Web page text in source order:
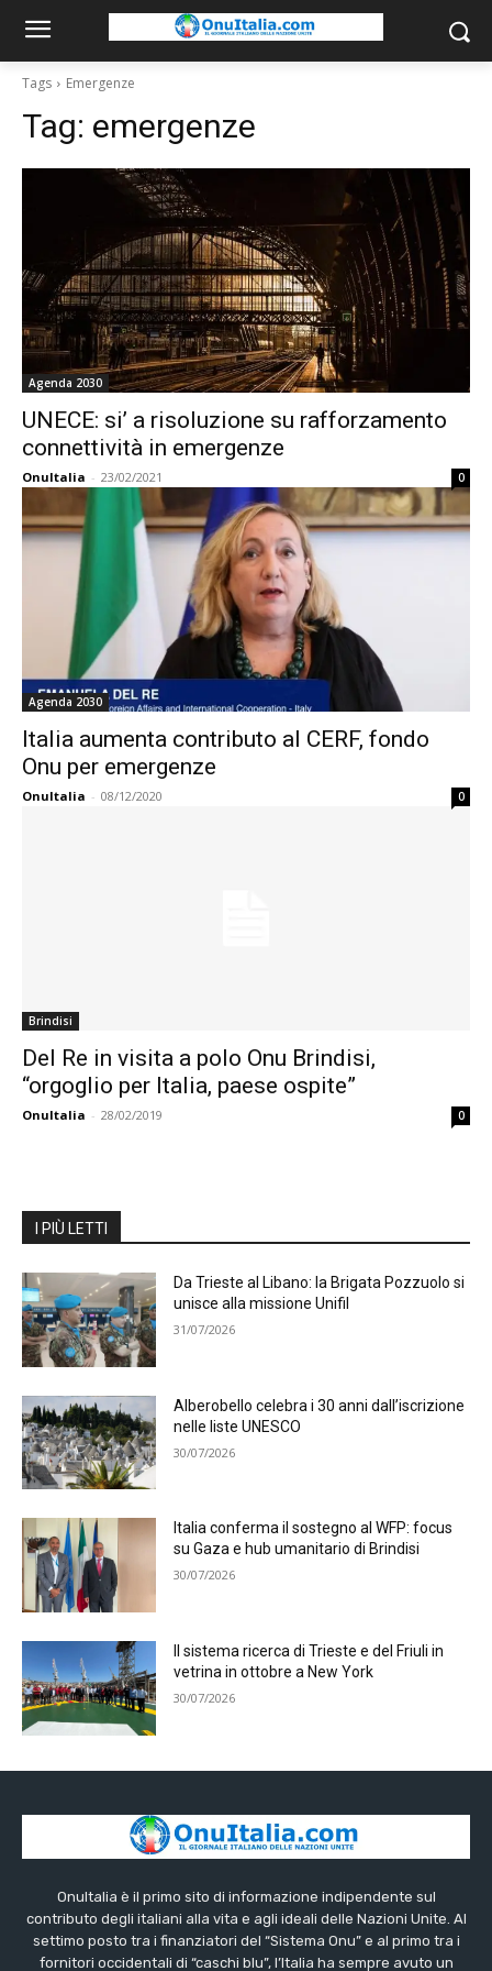
Tags Emergenze
Tag: emergenze
Agenda 2030
UNECE: si’ a risoluzione su rafforzamento
connettività in emergenze
OnuItalia - 23/02/2021 0
Agenda 2030
Italia aumenta contributo al CERF, fondo
Onu per emergenze
OnuItalia - 08/12/2020 0
Brindisi
Del Re in visita a polo Onu Brindisi,
“orgoglio per Italia, paese ospite”
OnuItalia - 28/02/2019 0
I PIÙ LETTI
Da Trieste al Libano: la Brigata Pozzuolo si
unisce alla missione Unifil
31/07/2026
Alberobello celebra i 30 anni dall’iscrizione
nelle liste UNESCO
30/07/2026
Italia conferma il sostegno al WFP: focus
su Gaza e hub umanitario di Brindisi
30/07/2026
Il sistema ricerca di Trieste e del Friuli in
vetrina in ottobre a New York
30/07/2026
OnuItalia è il primo sito di informazione indipendente sul
contributo degli italiani alla vita e agli ideali delle Nazioni Unite. Al
settimo posto tra i finanziatori del “Sistema Onu” e al primo tra i
fornitori occidentali di “caschi blu”, l’Italia ha sempre avuto un